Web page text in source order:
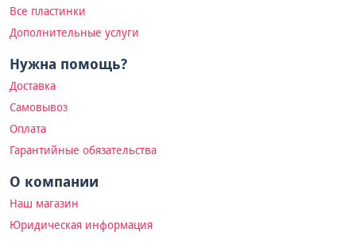
Все пластинки
Дополнительные услуги
Нужна помощь?
Доставка
Самовывоз
Оплата
Гарантийные обязательства
О компании
Наш магазин
Юридическая информация